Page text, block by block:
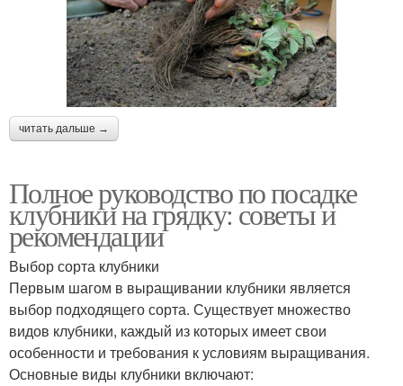
читать дальше →
Полное руководство по посадке
клубники на грядку: советы и
рекомендации
Выбор сорта клубники
Первым шагом в выращивании клубники является
выбор подходящего сорта. Существует множество
видов клубники, каждый из которых имеет свои
особенности и требования к условиям выращивания.
Основные виды клубники включают: